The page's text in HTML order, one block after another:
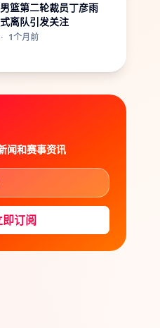
篮第二轮裁员丁彦雨
离队引发关注
· 1个月前
闻和赛事资讯
即订阅